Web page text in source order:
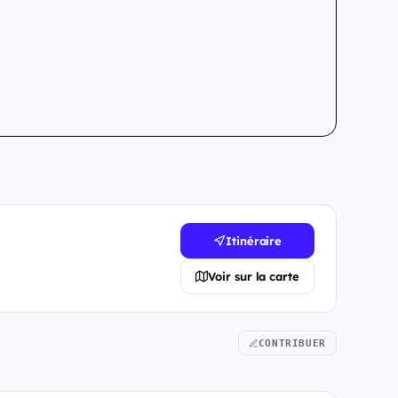
Itinéraire
Voir sur la carte
CONTRIBUER